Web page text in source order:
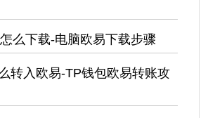
么下载-电脑欧易下载步骤
转入欧易-TP钱包欧易转账攻